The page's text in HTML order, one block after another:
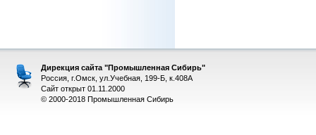
Дирекция сайта "Промышленная Сибирь"
Россия, г.Омск, ул.Учебная, 199-Б, к.408А
Сайт открыт 01.11.2000
© 2000-2018 Промышленная Сибирь